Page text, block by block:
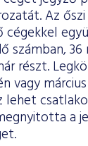
Az
cégekkel
számban,
részt.
vagy
lehet
a